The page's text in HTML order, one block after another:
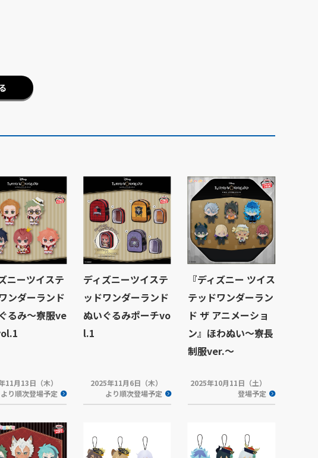
ニーツイステ
ンダーランド
るみ～寮服ve
11月13日（木）
より順次登場予定
ディズニーツイステ
ッドワンダーランド
ぬいぐるみポーチvo
l.1
2025年11月6日（木）
より順次登場予定
『ディズニー ツイス
テッドワンダーラン
ド ザ アニメーショ
ン』ほわぬい～寮長
制服ver.～
2025年10月11日（土）
登場予定